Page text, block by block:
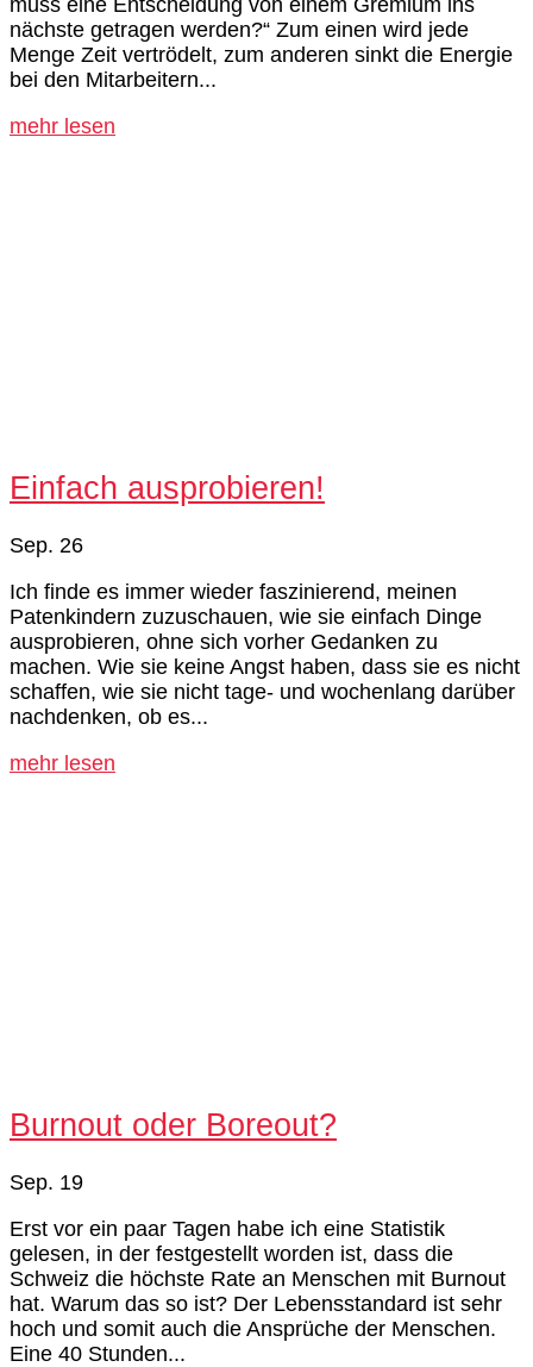
muss eine Entscheidung von einem Gremium ins
nächste getragen werden?“ Zum einen wird jede
Menge Zeit vertrödelt, zum anderen sinkt die Energie
bei den Mitarbeitern...
mehr lesen
Einfach ausprobieren!
Sep. 26
Ich finde es immer wieder faszinierend, meinen
Patenkindern zuzuschauen, wie sie einfach Dinge
ausprobieren, ohne sich vorher Gedanken zu
machen. Wie sie keine Angst haben, dass sie es nicht
schaffen, wie sie nicht tage- und wochenlang darüber
nachdenken, ob es...
mehr lesen
Burnout oder Boreout?
Sep. 19
Erst vor ein paar Tagen habe ich eine Statistik
gelesen, in der festgestellt worden ist, dass die
Schweiz die höchste Rate an Menschen mit Burnout
hat. Warum das so ist? Der Lebensstandard ist sehr
hoch und somit auch die Ansprüche der Menschen.
Eine 40 Stunden...